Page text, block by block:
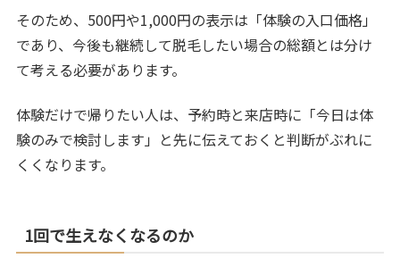
そのため、500円や1,000円の表示は「体験の入口価格」
であり、今後も継続して脱毛したい場合の総額とは分け
て考える必要があります。
体験だけで帰りたい人は、予約時と来店時に「今日は体
験のみで検討します」と先に伝えておくと判断がぶれに
くくなります。
1回で生えなくなるのか